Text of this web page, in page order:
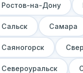
Ростов-на-Дону
Сальск Самара
Саяногорск
Североуральск